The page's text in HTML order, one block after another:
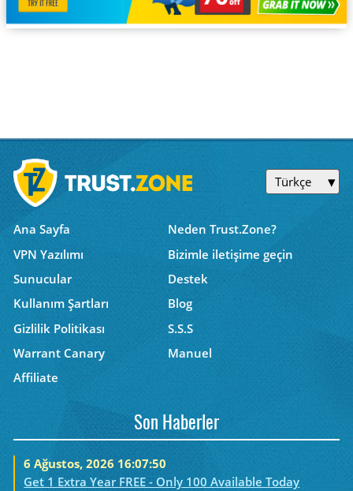
Türkçe
Ana Sayfa
Neden Trust.Zone?
VPN Yazılımı
Bizimle iletişime geçin
Sunucular
Destek
Kullanım Şartları
Blog
Gizlilik Politikası
S.S.S
Warrant Canary
Manuel
Affiliate
Son Haberler
6 Ağustos, 2026 16:07:50
Get 1 Extra Year FREE - Only 100 Available Today